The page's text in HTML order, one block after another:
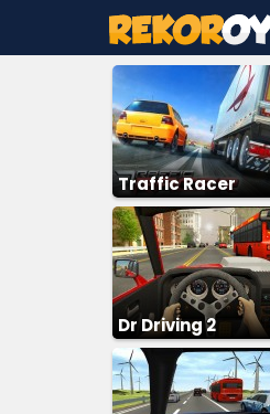
Traffic Racer
Dr Driving 2